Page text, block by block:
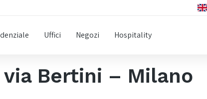
Uffici Negozi Hospitality
Bertini – Milano